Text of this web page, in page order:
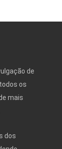
de
os
mais
dos